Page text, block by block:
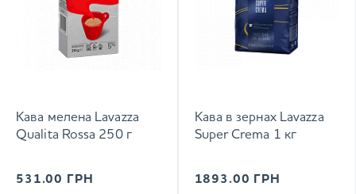
Кава мелена Lavazza
Qualita Rossa 250 г
531.00 ГРН
Кава в зернах Lavazza
Super Crema 1 кг
1893.00 ГРН